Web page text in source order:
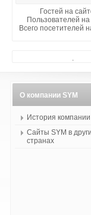
Гостей на
Пользователей
Всего посетителей
.
О компании SYM
История компании
Сайты SYM в
странах